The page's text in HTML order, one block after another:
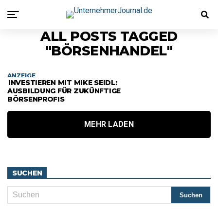
ALL POSTS TAGGED
"BÖRSENHANDEL"
ANZEIGE
INVESTIEREN MIT MIKE SEIDL:
AUSBILDUNG FÜR ZUKÜNFTIGE
BÖRSENPROFIS
MEHR LADEN
SUCHEN